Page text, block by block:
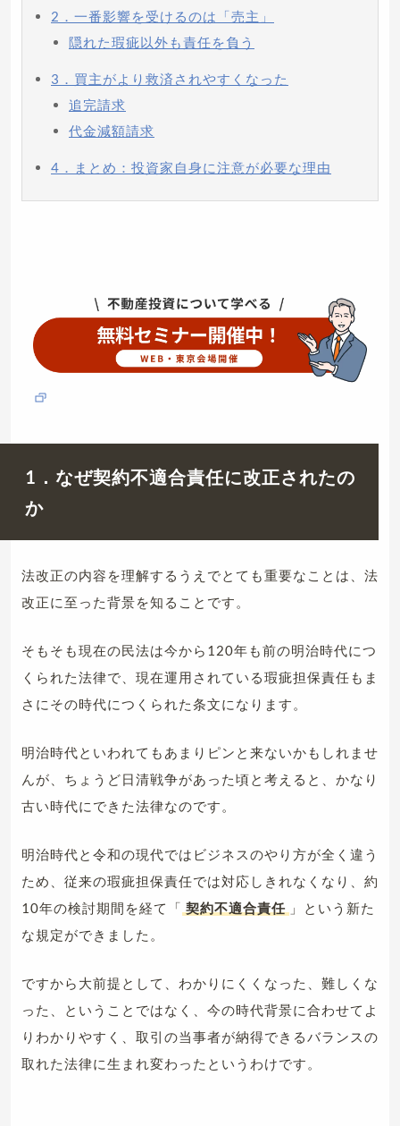
2．一番影響を受けるのは「売主」
隠れた瑕疵以外も責任を負う
3．買主がより救済されやすくなった
追完請求
代金減額請求
4．まとめ：投資家自身に注意が必要な理由
1．なぜ契約不適合責任に改正されたの
か
法改正の内容を理解するうえでとても重要なことは、法
改正に至った背景を知ることです。
そもそも現在の民法は今から120年も前の明治時代につ
くられた法律で、現在運用されている瑕疵担保責任もま
さにその時代につくられた条文になります。
明治時代といわれてもあまりピンと来ないかもしれませ
んが、ちょうど日清戦争があった頃と考えると、かなり
古い時代にできた法律なのです。
明治時代と令和の現代ではビジネスのやり方が全く違う
ため、従来の瑕疵担保責任では対応しきれなくなり、約
10年の検討期間を経て「 契約不適合責任 」という新た
な規定ができました。
ですから大前提として、わかりにくくなった、難しくな
った、ということではなく、今の時代背景に合わせてよ
りわかりやすく、取引の当事者が納得できるバランスの
取れた法律に生まれ変わったというわけです。